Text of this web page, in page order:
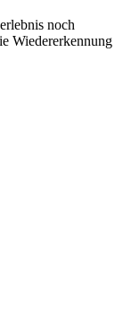
noch
Wiedererkennung